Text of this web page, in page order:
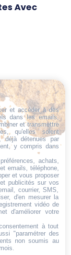
Avec
qu'il vous faut,
endroit
et accéder à des
dans les emails,
et transmettre
qu'elles soient
détenues par
y compris dans
achats,
emails, téléphone,
et vous proposer
publicités sur vos
courrier, SMS,
d'en mesurer la
vidéo de
d'améliorer votre
à tout
"paramétrer des
non soumis au